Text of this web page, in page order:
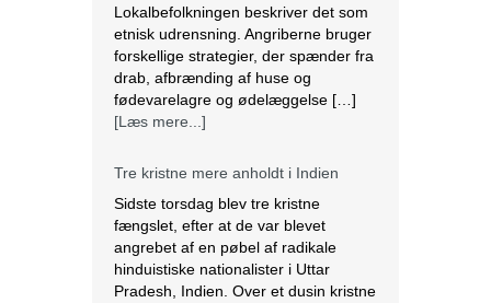
Lokalbefolkningen beskriver det som
etnisk udrensning. Angriberne bruger
forskellige strategier, der spænder fra
drab, afbrænding af huse og
fødevarelagre og ødelæggelse […]
[Læs mere...]
Tre kristne mere anholdt i Indien
Sidste torsdag blev tre kristne
fængslet, efter at de var blevet
angrebet af en pøbel af radikale
hinduistiske nationalister i Uttar
Pradesh, Indien. Over et dusin kristne